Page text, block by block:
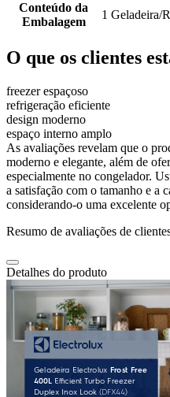
Conteúdo da
Embalagem
1 Geladeira/
O que os clientes
freezer espaçoso
refrigeração eficiente
design moderno
espaço interno amplo
As avaliações revelam que o
moderno e elegante, além de
especialmente no congelador.
a satisfação com o tamanho e a
considerando-o uma excelente
Resumo de avaliações de
Detalhes do produto